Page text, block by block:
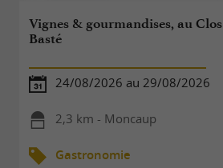
Vignes & gourmandises, au Clos
Basté
24/08/2026 au 29/08/2026
2,3 km - Moncaup
Gastronomie